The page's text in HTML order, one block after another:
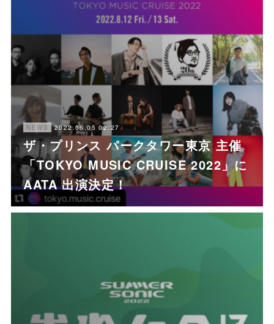
NEWS 2022.06.05 02:27
ザ・プリンス パークタワー東京 主催
「TOKYO MUSIC CRUISE 2022」に
AATA 出演決定！